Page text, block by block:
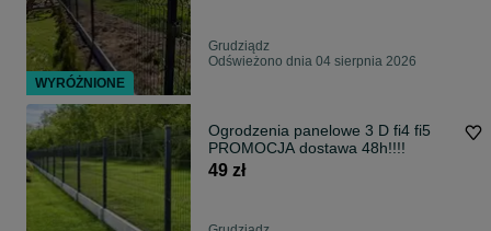
Grudziądz
Odświeżono dnia 04 sierpnia 2026
Ogrodzenia panelowe 3 D fi4 fi5
PROMOCJA dostawa 48h!!!!
49 zł
WYRÓŻNIONE